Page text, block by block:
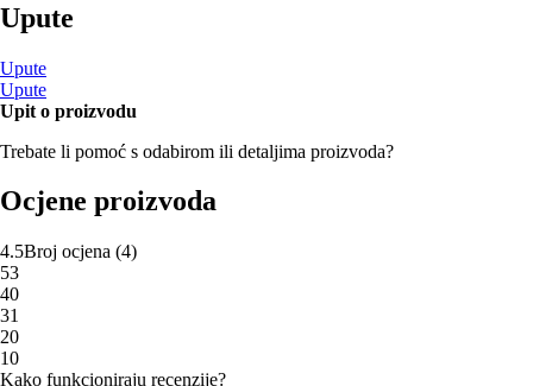
Upute
Upute
Upute
Upit o proizvodu
Trebate li pomoć s odabirom ili detaljima proizvoda?
Ocjene proizvoda
4.5Broj ocjena (4)
53
40
31
20
10
Kako funkcioniraju recenzije?